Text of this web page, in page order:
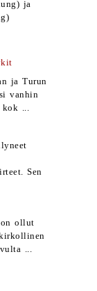
ja
ja Turun
vanhin
kok ...
Sen
ollut
...